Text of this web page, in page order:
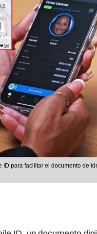
ID para facilitar el documento de